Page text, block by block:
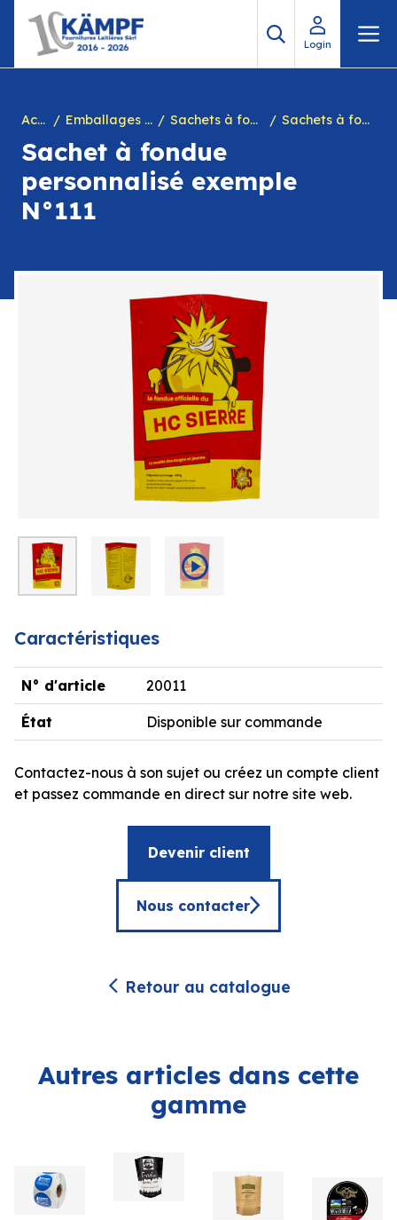
contenu
Login
Accueil Emballages personnalisés Sachets à fondue personnalisés Sachets à fondue personnalisés clubs sportifs , associations
Sachet à fondue
personnalisé exemple
N°111
Caractéristiques
N° d'article 20011
État Disponible sur commande
Contactez-nous à son sujet ou créez un compte client
et passez commande en direct sur notre site web.
Devenir client
Nous contacter
Retour au catalogue
Autres articles dans cette
gamme